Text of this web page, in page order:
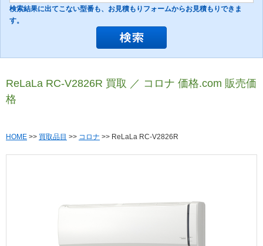
検索結果に出てこない型番も、お見積もりフォームからお見積もりできま
す。
ReLaLa RC-V2826R 買取 ／ コロナ 価格.com 販売価
格
HOME >> 買取品目 >> コロナ >> ReLaLa RC-V2826R